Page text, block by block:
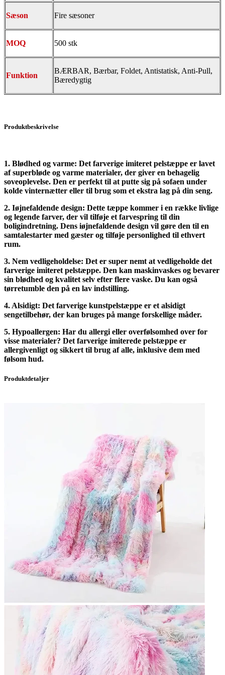
Sæson Fire sæsoner
MOQ 500 stk
Funktion
BÆRBAR, Bærbar, Foldet, Antistatisk, Anti-Pull,
Bæredygtig
Produktbeskrivelse
1. Blødhed og varme: Det farverige imiteret pelstæppe er lavet
af superbløde og varme materialer, der giver en behagelig
soveoplevelse. Den er perfekt til at putte sig på sofaen under
kolde vinternætter eller til brug som et ekstra lag på din seng.
2. Iøjnefaldende design: Dette tæppe kommer i en række livlige
og legende farver, der vil tilføje et farvespring til din
boligindretning. Dens iøjnefaldende design vil gøre den til en
samtalestarter med gæster og tilføje personlighed til ethvert
rum.
3. Nem vedligeholdelse: Det er super nemt at vedligeholde det
farverige imiteret pelstæppe. Den kan maskinvaskes og bevarer
sin blødhed og kvalitet selv efter flere vaske. Du kan også
tørretumble den på en lav indstilling.
4. Alsidigt: Det farverige kunstpelstæppe er et alsidigt
sengetilbehør, der kan bruges på mange forskellige måder.
5. Hypoallergen: Har du allergi eller overfølsomhed over for
visse materialer? Det farverige imiterede pelstæppe er
allergivenligt og sikkert til brug af alle, inklusive dem med
følsom hud.
Produktdetaljer